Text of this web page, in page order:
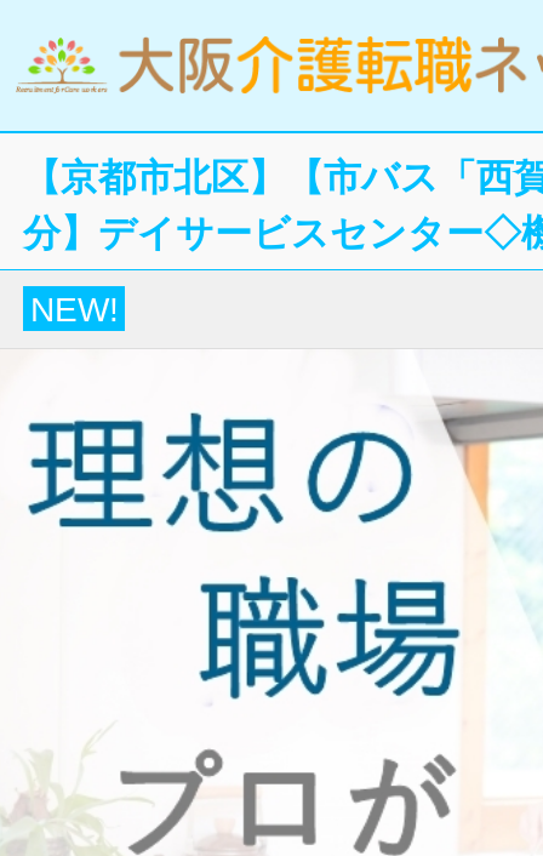
【京都市北区】【市バス「西
分】デイサービスセンター◇
NEW!